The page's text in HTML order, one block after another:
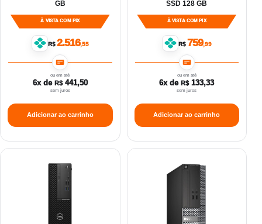
GB
À VISTA COM PIX
R$ 2.516,55
ou em até
6x de R$441,50
sem juros
Adicionar ao carrinho
SSD 128 GB
À VISTA COM PIX
R$ 759,99
ou em até
6x deR$133,33
sem juros
Adicionar ao carrinho